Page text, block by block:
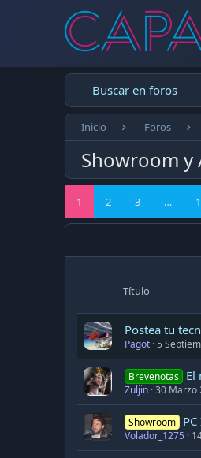
Buscar en foros
Inicio Foros
Showroom y
1 2 3 …
Título
Postea tu
Pagot 5
Brevenotas El
Zuljin 30 Marzo
Showroom
Volador_1275